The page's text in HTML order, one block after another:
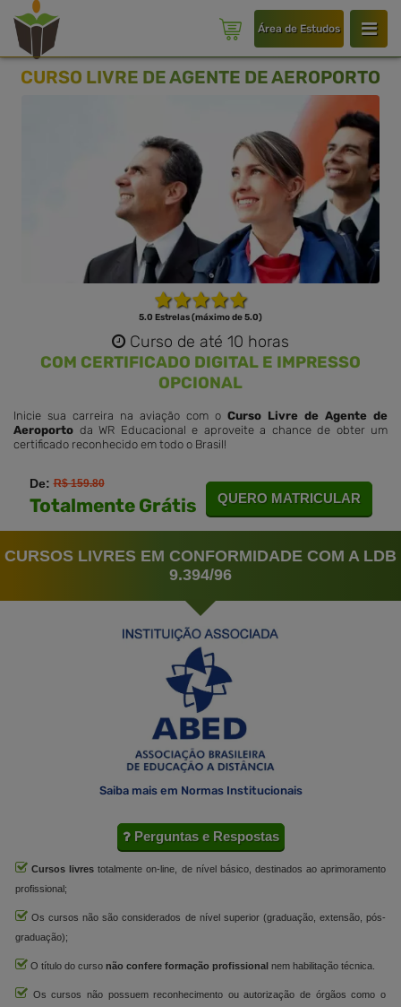
Área de Estudos
CURSO LIVRE DE AGENTE DE AEROPORTO
5.0 Estrelas (máximo de 5.0)
Curso de até 10 horas
COM CERTIFICADO DIGITAL E IMPRESSO
OPCIONAL
Inicie sua carreira na aviação com o Curso Livre de Agente de
Aeroporto da WR Educacional e aproveite a chance de obter um
certificado reconhecido em todo o Brasil!
De:R$ 159.80
Totalmente Grátis QUERO MATRICULAR
CURSOS LIVRES EM CONFORMIDADE COM A LDB
9.394/96
Saiba mais em Normas Institucionais
Perguntas e Respostas
Cursos livres totalmente on-line, de nível básico, destinados ao aprimoramento
profissional;
Os cursos não são considerados de nível superior (graduação, extensão, pós-
graduação);
O título do curso não confere formação profissional nem habilitação técnica.
Os cursos não possuem reconhecimento ou autorização de órgãos como o